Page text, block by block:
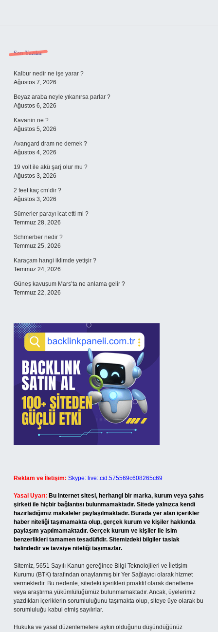
Sidebar
Son Yazılar
Kalbur nedir ne işe yarar ?
Ağustos 7, 2026
Beyaz araba neyle yıkanırsa parlar ?
Ağustos 6, 2026
Kavanin ne ?
Ağustos 5, 2026
Avangard dram ne demek ?
Ağustos 4, 2026
19 volt ile akü şarj olur mu ?
Ağustos 3, 2026
2 feet kaç cm’dir ?
Ağustos 3, 2026
Sümerler parayı icat etti mi ?
Temmuz 28, 2026
Schmerber nedir ?
Temmuz 25, 2026
Karaçam hangi iklimde yetişir ?
Temmuz 24, 2026
Güneş kavuşum Mars’ta ne anlama gelir ?
Temmuz 22, 2026
Reklam ve İletişim: Skype: live:.cid.575569c608265c69
Yasal Uyarı: Bu internet sitesi, herhangi bir marka, kurum veya şahıs
şirketi ile hiçbir bağlantısı bulunmamaktadır. Sitede yalnızca kendi
hazırladığımız makaleler paylaşılmaktadır. Burada yer alan içerikler
haber niteliği taşımamakta olup, gerçek kurum ve kişiler hakkında
paylaşım yapılmamaktadır. Gerçek kurum ve kişiler ile isim
benzerlikleri tamamen tesadüfidir. Sitemizdeki bilgiler taslak
halindedir ve tavsiye niteliği taşımazlar.
Sitemiz, 5651 Sayılı Kanun gereğince Bilgi Teknolojileri ve İletişim
Kurumu (BTK) tarafından onaylanmış bir Yer Sağlayıcı olarak hizmet
vermektedir. Bu nedenle, sitedeki içerikleri proaktif olarak denetleme
veya araştırma yükümlülüğümüz bulunmamaktadır. Ancak, üyelerimiz
yazdıkları içeriklerin sorumluluğunu taşımakta olup, siteye üye olarak bu
sorumluluğu kabul etmiş sayılırlar.
Hukuka ve yasal düzenlemelere aykırı olduğunu düşündüğünüz